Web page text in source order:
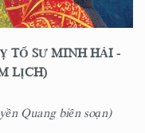
TỔ SƯ MINH HẢI -
LỊCH)
Quang biên soạn)